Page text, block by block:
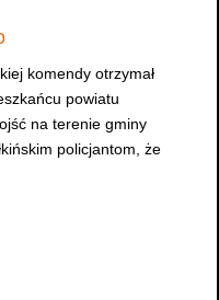
komendy otrzymał
powiatu
na terenie gminy
policjantom, że